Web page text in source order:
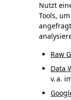
Nutzt
Tools,
Raw
Data
v. a.